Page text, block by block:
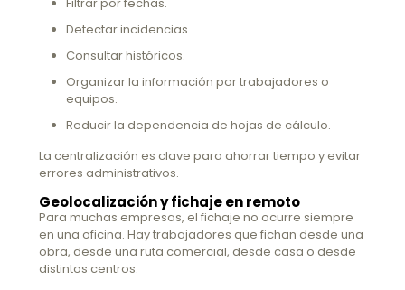
Filtrar por fechas.
Detectar incidencias.
Consultar históricos.
Organizar la información por trabajadores o
equipos.
Reducir la dependencia de hojas de cálculo.
La centralización es clave para ahorrar tiempo y evitar
errores administrativos.
Geolocalización y fichaje en remoto
Para muchas empresas, el fichaje no ocurre siempre
en una oficina. Hay trabajadores que fichan desde una
obra, desde una ruta comercial, desde casa o desde
distintos centros.